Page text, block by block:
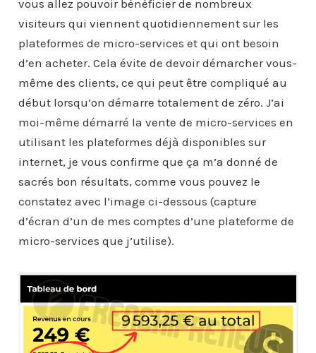
vous allez pouvoir bénéficier de nombreux
visiteurs qui viennent quotidiennement sur les
plateformes de micro-services et qui ont besoin
d’en acheter. Cela évite de devoir démarcher vous-
même des clients, ce qui peut être compliqué au
début lorsqu’on démarre totalement de zéro. J’ai
moi-même démarré la vente de micro-services en
utilisant les plateformes déjà disponibles sur
internet, je vous confirme que ça m’a donné de
sacrés bon résultats, comme vous pouvez le
constatez avec l’image ci-dessous (capture
d’écran d’un de mes comptes d’une plateforme de
micro-services que j’utilise).